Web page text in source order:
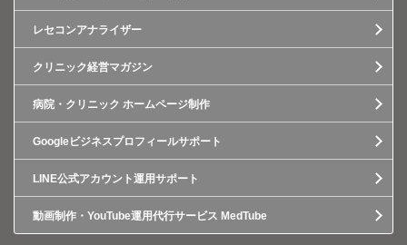
レセコンアナライザー
クリニック経営マガジン
病院・クリニック ホームページ制作
Googleビジネスプロフィールサポート
LINE公式アカウント運用サポート
動画制作・YouTube運用代行サービス MedTube